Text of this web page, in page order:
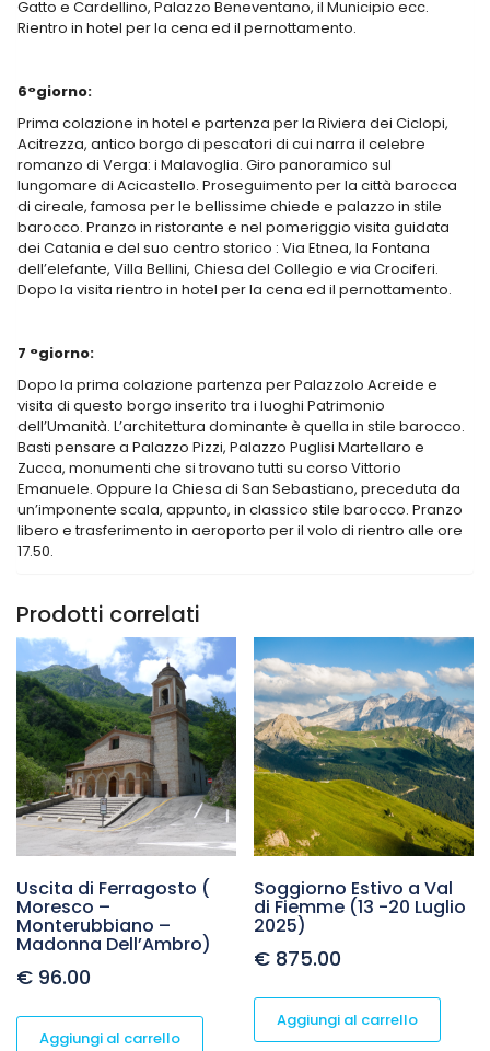
Gatto e Cardellino, Palazzo Beneventano, il Municipio ecc.
Rientro in hotel per la cena ed il pernottamento.
6°giorno:
Prima colazione in hotel e partenza per la Riviera dei Ciclopi,
Acitrezza, antico borgo di pescatori di cui narra il celebre
romanzo di Verga: i Malavoglia. Giro panoramico sul
lungomare di Acicastello. Proseguimento per la città barocca
di cireale, famosa per le bellissime chiede e palazzo in stile
barocco. Pranzo in ristorante e nel pomeriggio visita guidata
dei Catania e del suo centro storico : Via Etnea, la Fontana
dell’elefante, Villa Bellini, Chiesa del Collegio e via Crociferi.
Dopo la visita rientro in hotel per la cena ed il pernottamento.
7 °giorno:
Dopo la prima colazione partenza per Palazzolo Acreide e
visita di questo borgo inserito tra i luoghi Patrimonio
dell’Umanità. L’architettura dominante è quella in stile barocco.
Basti pensare a Palazzo Pizzi, Palazzo Puglisi Martellaro e
Zucca, monumenti che si trovano tutti su corso Vittorio
Emanuele. Oppure la Chiesa di San Sebastiano, preceduta da
un’imponente scala, appunto, in classico stile barocco. Pranzo
libero e trasferimento in aeroporto per il volo di rientro alle ore
17.50.
Prodotti correlati
Uscita di Ferragosto (
Moresco –
Monterubbiano –
Madonna Dell’Ambro)
€ 96.00
Aggiungi al carrello
Soggiorno Estivo a Val
di Fiemme (13 -20 Luglio
2025)
€ 875.00
Aggiungi al carrello